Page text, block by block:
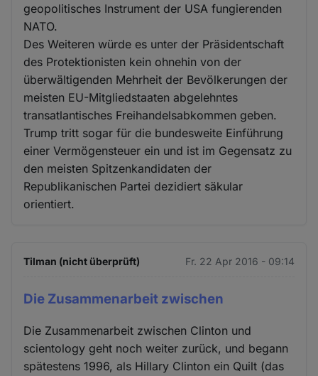
geopolitisches Instrument der USA fungierenden
NATO.
Des Weiteren würde es unter der Präsidentschaft
des Protektionisten kein ohnehin von der
überwältigenden Mehrheit der Bevölkerungen der
meisten EU-Mitgliedstaaten abgelehntes
transatlantisches Freihandelsabkommen geben.
Trump tritt sogar für die bundesweite Einführung
einer Vermögensteuer ein und ist im Gegensatz zu
den meisten Spitzenkandidaten der
Republikanischen Partei dezidiert säkular
orientiert.
Tilman (nicht überprüft) Fr. 22 Apr 2016 - 09:14
Die Zusammenarbeit zwischen
Die Zusammenarbeit zwischen Clinton und
scientology geht noch weiter zurück, und begann
spätestens 1996, als Hillary Clinton ein Quilt (das